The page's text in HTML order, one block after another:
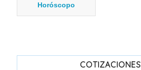
Horóscopo
COTIZACIONES